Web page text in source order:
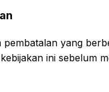
pembatalan yang
ini sebelum